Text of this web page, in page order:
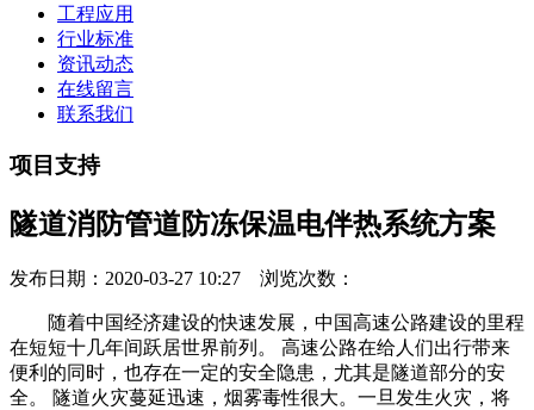
工程应用
行业标准
资讯动态
在线留言
联系我们
项目支持
隧道消防管道防冻保温电伴热系统方案
发布日期：2020-03-27 10:27 浏览次数：
随着中国经济建设的快速发展，中国高速公路建设的里程
在短短十几年间跃居世界前列。 高速公路在给人们出行带来
便利的同时，也存在一定的安全隐患，尤其是隧道部分的安
全。 隧道火灾蔓延迅速，烟雾毒性很大。一旦发生火灾，将